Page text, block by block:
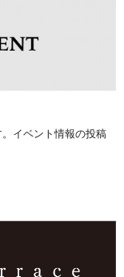
イベント情報の投稿